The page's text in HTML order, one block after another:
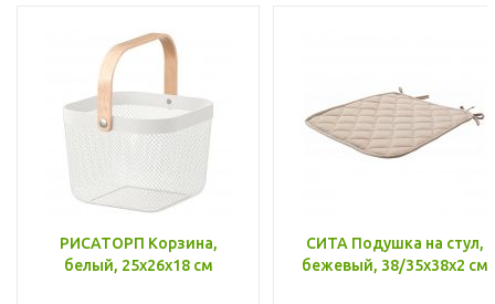
РИСАТОРП Корзина,
белый, 25x26x18 см
СИТА Подушка на стул,
бежевый, 38/35x38x2 см